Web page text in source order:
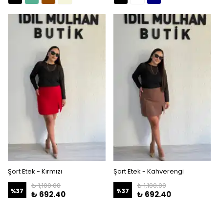
Şort Etek - Kırmızı
%37
₺ 1,100.00
₺ 692.40
Şort Etek - Kahverengi
%37
₺ 1,100.00
₺ 692.40